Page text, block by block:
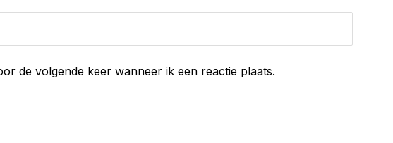
de volgende keer wanneer ik een reactie plaats.